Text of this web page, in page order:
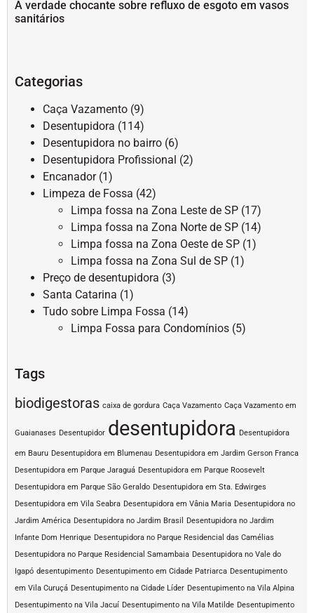
A verdade chocante sobre refluxo de esgoto em vasos
sanitários
Categorias
Caça Vazamento (9)
Desentupidora (114)
Desentupidora no bairro (6)
Desentupidora Profissional (2)
Encanador(1)
Limpeza de Fossa (42)
Limpa fossa na Zona Leste de SP (17)
Limpa fossa na Zona Norte de SP (14)
Limpa fossa na Zona Oeste de SP (1)
Limpa fossa na Zona Sul de SP (1)
Preço de desentupidora (3)
Santa Catarina (1)
Tudo sobre Limpa Fossa (14)
Limpa Fossa para Condomínios (5)
Tags
biodigestoras caixa de gordura Caça Vazamento Caça Vazamento em
Guaianases Desentupidor desentupidora Desentupidora
em Bauru Desentupidora em Blumenau Desentupidora em Jardim Gerson Franca
Desentupidora em Parque Jaraguá Desentupidora em Parque Roosevelt
Desentupidora em Parque São Geraldo Desentupidora em Sta. Edwirges
Desentupidora em Vila Seabra Desentupidora em Vânia Maria Desentupidora no
Jardim América Desentupidora no Jardim Brasil
Desentupidora no Jardim
Infante Dom Henrique Desentupidora no Parque Residencial das Camélias
Desentupidora no Parque Residencial Samambaia Desentupidora no Vale do
Igapó desentupimento Desentupimento em Cidade Patriarca Desentupimento
em Vila Curuçá Desentupimento na Cidade Líder Desentupimento na Vila Alpina
Desentupimento na Vila Jacuí Desentupimento na Vila Matilde Desentupimento